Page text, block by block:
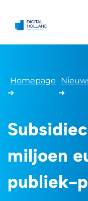
Homepage
➜
➜
miljoen
publiek-